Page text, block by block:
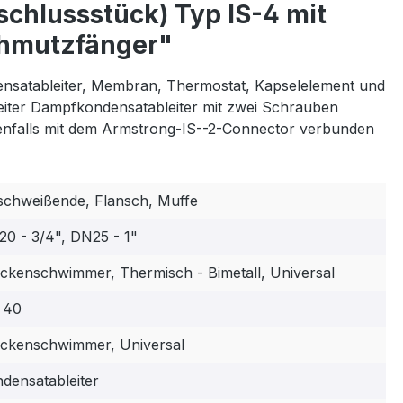
Typ IS-4 mit
Membran, Thermostat, Kapselelement und
Dampfkondensatableiter mit zwei Schrauben
mit dem Armstrong-IS--2-Connector verbunden
Flansch, Muffe
- 3/4", DN25 - 1"
Thermisch - Bimetall, Universal
Universal